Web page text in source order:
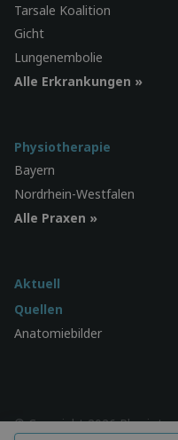
Tarsale Koalition
Gicht
Lungenembolie
Alle Erkrankungen »
Physiotherapie
Bayern
Nordrhein-Westfalen
Alle Praxen »
Aktuell
Quellen
Anatomiebilder
© Copyright 2026